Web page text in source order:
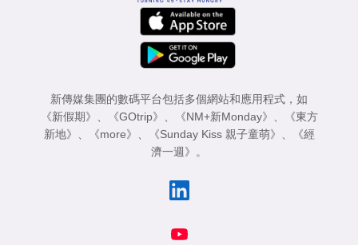
新傳媒集團的數碼平台包括多個網站和應用程式，如
《新假期》
《GOtrip》 《NM+新Monday》
《東方
新地》
《more》 《Sunday Kiss 親子童萌》
《經
濟一週》
。